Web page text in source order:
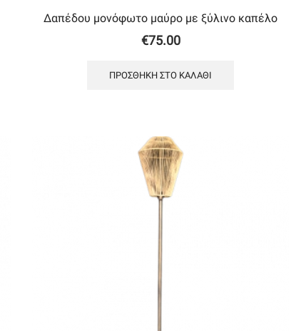
Δαπέδου μονόφωτο μαύρο με ξύλινο καπέλο
€75.00
ΠΡΟΣΘΉΚΗ ΣΤΟ ΚΑΛΆΘΙ